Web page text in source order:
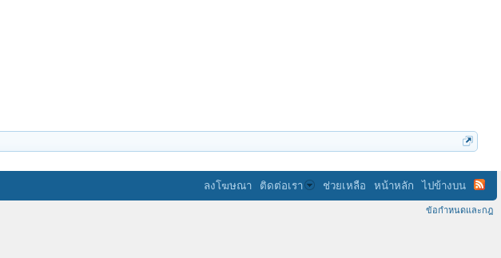
ลงโฆษณา ติดต่อเรา ช่วยเหลือ หน้าหลัก ไปข้างบน
ข้อกำหนดและกฎ